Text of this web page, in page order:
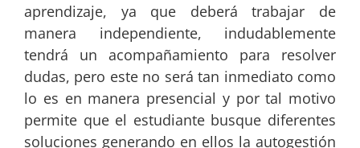
aprendizaje, ya que deberá trabajar de
manera independiente, indudablemente
tendrá un acompañamiento para resolver
dudas, pero este no será tan inmediato como
lo es en manera presencial y por tal motivo
permite que el estudiante busque diferentes
soluciones generando en ellos la autogestión